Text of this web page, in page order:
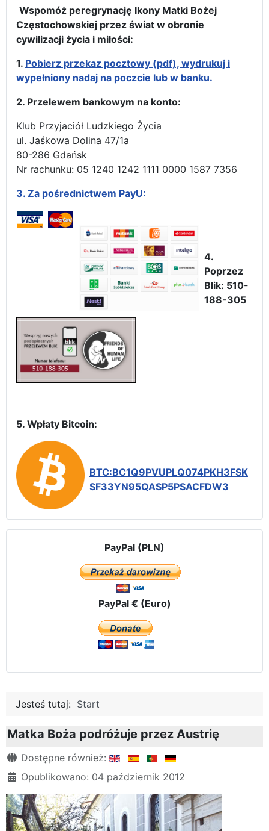
Wspomóż peregrynację Ikony Matki Bożej
Częstochowskiej przez świat w obronie
cywilizacji życia i miłości:
1. Pobierz przekaz pocztowy (pdf), wydrukuj i
wypełniony nadaj na poczcie lub w banku.
2. Przelewem bankowym na konto:
Klub Przyjaciół Ludzkiego Życia
ul. Jaśkowa Dolina 47/1a
80-286 Gdańsk
Nr rachunku: 05 1240 1242 1111 0000 1587 7356
3. Za pośrednictwem PayU:
4.
Poprzez
Blik: 510-
188-305
5. Wpłaty Bitcoin:
BTC:BC1Q9PVUPLQ074PKH3FSK
SF33YN95QASP5PSACFDW3
PayPal (PLN)
PayPal € (Euro)
Jesteś tutaj: Start
Matka Boża podróżuje przez Austrię
Szczegóły
Dostępne również:
Opublikowano: 04 październik 2012